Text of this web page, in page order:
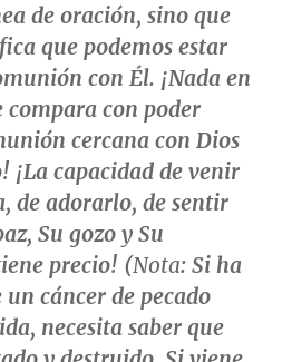
de oración, sino que
que podemos estar
con Él. ¡Nada en
compara con poder
cercana con Dios
¡La capacidad de venir
de adorarlo, de sentir
Su gozo y Su
precio! (Nota: Si ha
cáncer de pecado
necesita saber que